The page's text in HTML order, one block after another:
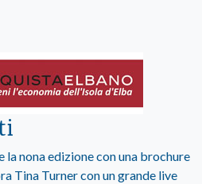
la nona edizione con una brochure
Tina Turner con un grande live